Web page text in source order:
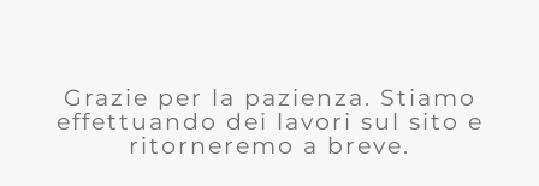
Grazie per la pazienza. Stiamo
effettuando dei lavori sul sito e
ritorneremo a breve.